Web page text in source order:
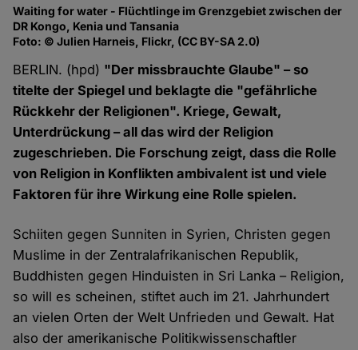
Waiting for water - Flüchtlinge im Grenzgebiet zwischen der
DR Kongo, Kenia und Tansania
Foto: © Julien Harneis, Flickr, (CC BY-SA 2.0)
BERLIN. (hpd) "Der missbrauchte Glaube" – so
titelte der Spiegel und beklagte die "gefährliche
Rückkehr der Religionen". Kriege, Gewalt,
Unterdrückung – all das wird der Religion
zugeschrieben. Die Forschung zeigt, dass die Rolle
von Religion in Konflikten ambivalent ist und viele
Faktoren für ihre Wirkung eine Rolle spielen.
Schiiten gegen Sunniten in Syrien, Christen gegen
Muslime in der Zentralafrikanischen Republik,
Buddhisten gegen Hinduisten in Sri Lanka – Religion,
so will es scheinen, stiftet auch im 21. Jahrhundert
an vielen Orten der Welt Unfrieden und Gewalt. Hat
also der amerikanische Politikwissenschaftler